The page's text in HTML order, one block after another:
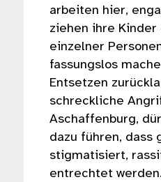
arbeiten hier,
ziehen ihre Kinder
einzelner
fassungslos
Entsetzen
schreckliche
Aschaffenburg,
dazu führen, dass
stigmatisiert,
entrechtet werden.